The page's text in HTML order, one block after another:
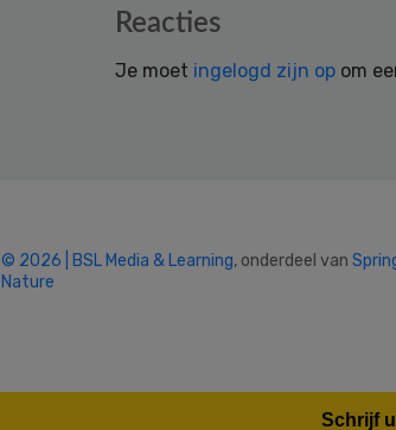
Reacties
Je moet ingelogd zijn op om
© 2026 | BSL Media & Learning, onderdeel van
Nature
Schrijf